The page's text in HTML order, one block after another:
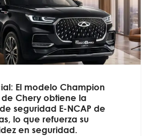
El modelo Champion
de Chery obtiene la
seguridad E-NCAP de
lo que refuerza su
en seguridad.